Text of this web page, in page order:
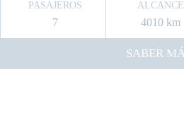
PASAJEROS
7
ALCANCE
4010 km
SABER